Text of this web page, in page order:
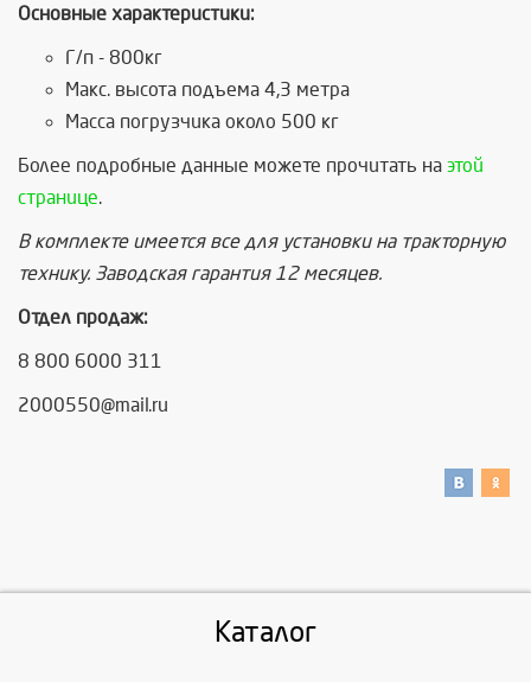
Основные характеристики:
Г/п - 800кг
Макс. высота подъема 4,3 метра
Масса погрузчика около 500 кг
Более подробные данные можете прочитать на этой
странице.
В комплекте имеется все для установки на тракторную
технику. Заводская гарантия 12 месяцев.
Отдел продаж:
8 800 6000 311
2000550@mail.ru
Каталог